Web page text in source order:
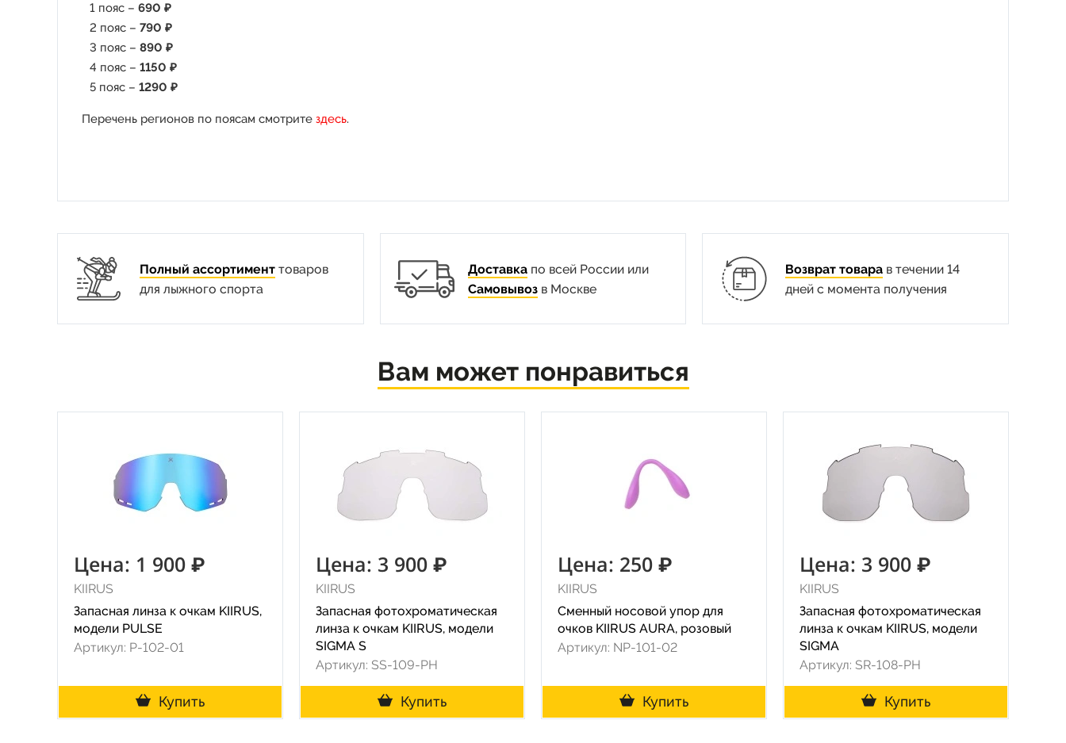
1 пояс – 690 ₽
2 пояс – 790 ₽
3 пояс – 890 ₽
4 пояс – 1150 ₽
5 пояс – 1290 ₽
Перечень регионов по поясам смотрите здесь.
Полный ассортименттоваров
для лыжного спорта
Доставкапо всей России или
Самовывозв Москве
Возврат товарав течении 14
дней с момента получения
Вам может понравиться
Цена: 1 900 ₽
KIIRUS
Запасная линза к очкам KIIRUS,
модели PULSE
Артикул: P-102-01
Купить
Цена: 3 900 ₽
KIIRUS
Запасная фотохроматическая
линза к очкам KIIRUS, модели
SIGMA S
Артикул: SS-109-PH
Купить
Цена: 250 ₽
KIIRUS
Сменный носовой упор для
очков KIIRUS AURA, розовый
Артикул: NP-101-02
Купить
Цена: 3 900 ₽
KIIRUS
Запасная фотохроматическая
линза к очкам KIIRUS, модели
SIGMA
Артикул: SR-108-PH
Купить